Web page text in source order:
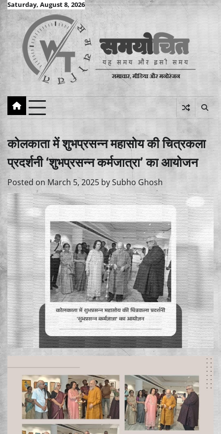
Skip
to
content
Saturday, August 8, 2026
कोलकाता में शुभप्रसन्न महासोय की चित्रकला
प्रदर्शनी ‘शुभप्रसन्न कर्मजात्रा’ का आयोजन
Posted on March 5, 2025 bySubho Ghosh